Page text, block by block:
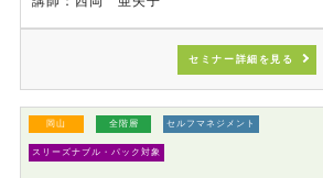
セミナー詳細を見る
岡山 全階層 セルフマネジメント
スリーズナブル・パック対象